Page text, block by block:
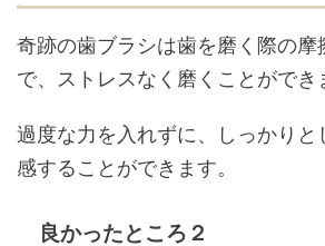
奇跡の歯ブラシは歯を磨く際の摩
で、ストレスなく磨くことができ
過度な力を入れずに、しっかりと
感することができます。
良かったところ２